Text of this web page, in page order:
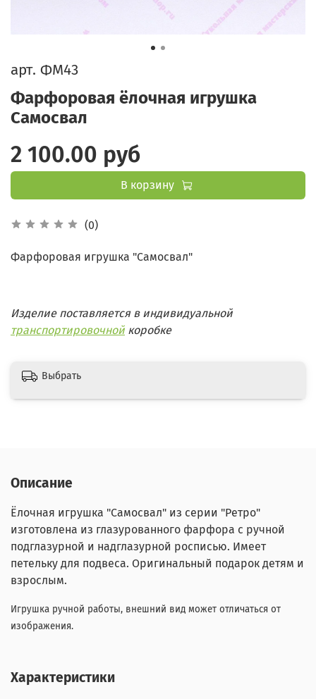
арт. ФМ43
Фарфоровая ёлочная игрушка
Самосвал
(0)
2 100.00 руб
В корзину
Фарфоровая игрушка "Самосвал"
Изделие поставляется в индивидуальной
транспортировочной коробке
Выбрать
Описание
Ёлочная игрушка "Самосвал" из серии "Ретро"
изготовлена из глазурованного фарфора с ручной
подглазурной и надглазурной росписью. Имеет
петельку для подвеса. Оригинальный подарок детям и
взрослым.
Игрушка ручной работы, внешний вид может отличаться от
изображения.
Характеристики